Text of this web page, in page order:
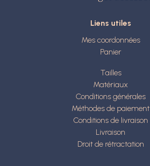
Liens utiles
Mes coordonnées
Panier
Tailles
Matériaux
Conditions générales
Méthodes de paiement
Conditions de livraison
Livraison
Droit de rétractation